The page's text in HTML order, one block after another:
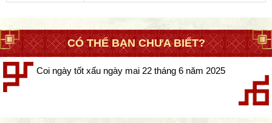
CÓ THỂ BẠN CHƯA BIẾT?
Coi ngày tốt xấu ngày mai 22 tháng 6 năm 2025